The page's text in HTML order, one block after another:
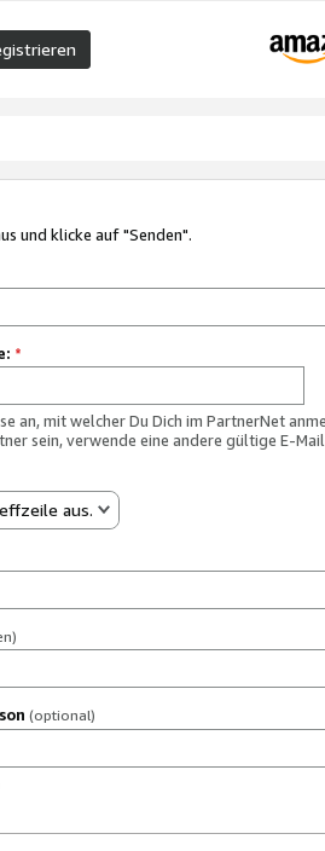
und klicke auf "Senden".
*
an, mit welcher Du Dich im PartnerNet
sein, verwende eine andere gültige E-
aus.
(optional)